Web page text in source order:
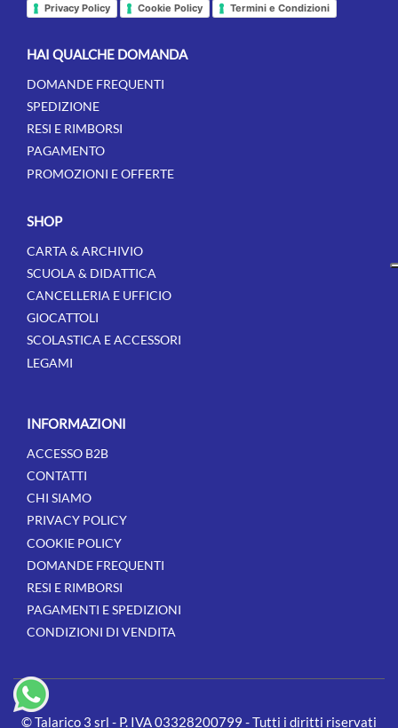
Privacy Policy Cookie Policy Termini e Condizioni
INFORMAZIONI
ACCESSO B2B
CONTATTI
CHI SIAMO
PRIVACY POLICY
COOKIE POLICY
DOMANDE FREQUENTI
RESI E RIMBORSI
PAGAMENTI E SPEDIZIONI
CONDIZIONI DI VENDITA
SHOP
CARTA & ARCHIVIO
SCUOLA & DIDATTICA
CANCELLERIA E UFFICIO
GIOCATTOLI
SCOLASTICA E ACCESSORI
LEGAMI
HAI QUALCHE DOMANDA
DOMANDE FREQUENTI
SPEDIZIONE
RESI E RIMBORSI
PAGAMENTO
PROMOZIONI E OFFERTE
© Talarico 3 srl - P. IVA 03328200799 - Tutti i diritti riservati